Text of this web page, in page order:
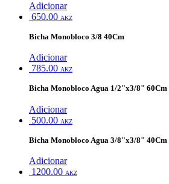
Adicionar
650.00 AKZ
Bicha Monobloco 3/8 40Cm
Adicionar
785.00 AKZ
Bicha Monobloco Agua 1/2"x3/8" 60Cm
Adicionar
500.00 AKZ
Bicha Monobloco Agua 3/8"x3/8" 40Cm
Adicionar
1200.00 AKZ